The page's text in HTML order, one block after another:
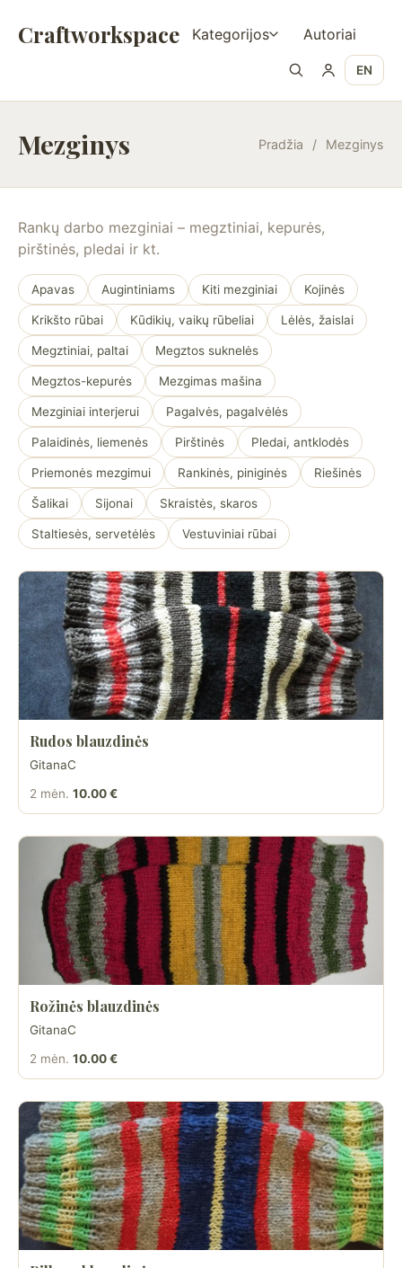
Craftworkspace Kategorijos Autoriai
EN
Mezginys Pradžia / Mezginys
Rankų darbo mezginiai – megztiniai, kepurės,
pirštinės, pledai ir kt.
Apavas Augintiniams Kiti mezginiai Kojinės
Krikšto rūbai Kūdikių, vaikų rūbeliai Lėlės, žaislai
Megztiniai, paltai Megztos suknelės
Megztos-kepurės Mezgimas mašina
Mezginiai interjerui Pagalvės, pagalvėlės
Palaidinės, liemenės Pirštinės Pledai, antklodės
Priemonės mezgimui Rankinės, piniginės Riešinės
Šalikai Sijonai Skraistės, skaros
Staltiesės, servetėlės Vestuviniai rūbai
Rudos blauzdinės
GitanaC
2 mėn. 10.00 €
Rožinės blauzdinės
GitanaC
2 mėn. 10.00 €